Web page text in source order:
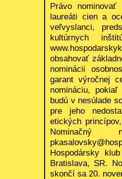
Právo
laureáti cien a
veľvyslanci,
kultúrnych
obsahovať
nominácii
garant výročnej
nomináciu,
budú v nesúlade
pre jeho
etických
Hospodársky
Bratislava, SR.
skončí sa 20.